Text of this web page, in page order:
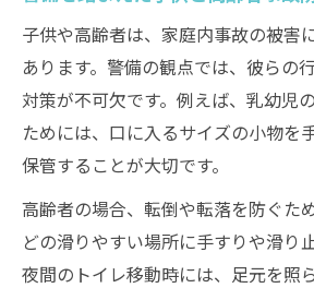
子供や高齢者は、家庭内事故の被害
あります。警備の観点では、彼らの
対策が不可欠です。例えば、乳幼児
ためには、口に入るサイズの小物を
保管することが大切です。
高齢者の場合、転倒や転落を防ぐた
どの滑りやすい場所に手すりや滑り
夜間のトイレ移動時には、足元を照